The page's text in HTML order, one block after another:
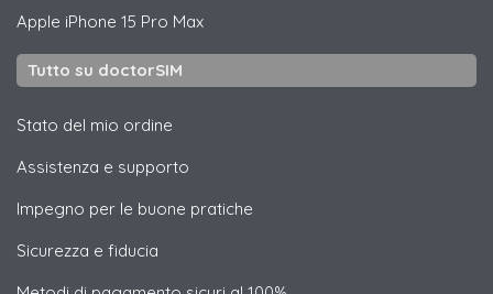
Apple iPhone 15 Pro Max
Tutto su doctorSIM
Stato del mio ordine
Assistenza e supporto
Impegno per le buone pratiche
Sicurezza e fiducia